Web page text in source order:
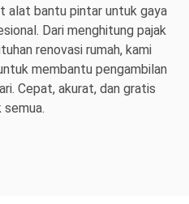
alat bantu pintar untuk gaya
Dari menghitung pajak
renovasi rumah, kami
membantu pengambilan
Cepat, akurat, dan gratis
semua.